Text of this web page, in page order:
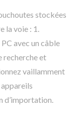
stockées
la voie : 1.
avec un câble
recherche et
vaillamment
appareils
d’importation.